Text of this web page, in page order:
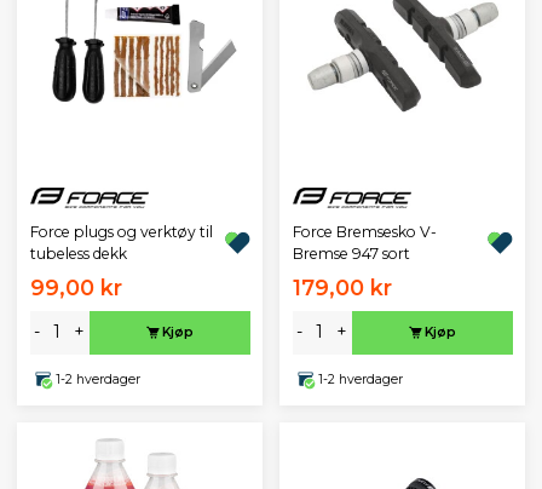
Force plugs og verktøy til
tubeless dekk
99,00 kr
- + Kjøp
1-2 hverdager
Force Bremsesko V-
Bremse 947 sort
179,00 kr
- + Kjøp
1-2 hverdager